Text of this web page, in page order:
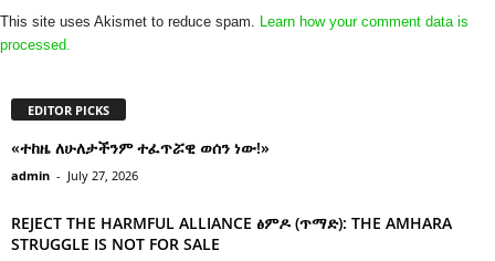
This site uses Akismet to reduce spam. Learn how your comment data is
processed.
EDITOR PICKS
«ተከዜ ለሁለታችንም ተፈጥሯዊ ወሰን ነው!»
admin - July 27, 2026
REJECT THE HARMFUL ALLIANCE ፅምዶ (ጥማድ): THE AMHARA
STRUGGLE IS NOT FOR SALE